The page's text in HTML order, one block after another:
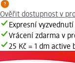
Ověřit dostupnost v
Expresní
Vrácení zdarma v
25 Kč = 1 dm active